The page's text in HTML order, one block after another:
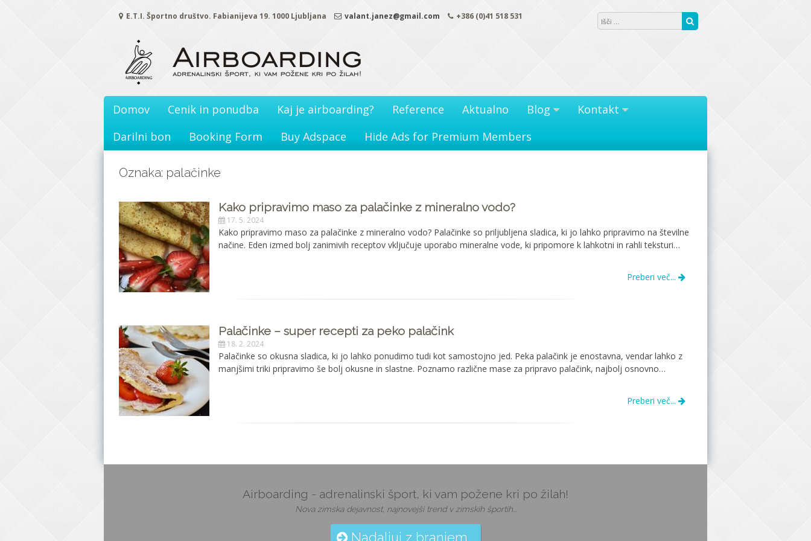
E.T.I. Športno društvo. Fabianijeva 19. 1000 Ljubljana valant.janez@gmail.com +386 (0)41 518 531
Domov Cenik in ponudba Kaj je airboarding? Reference Aktualno Blog
Kontakt
Darilni bon
Booking Form Buy Adspace Hide Ads for Premium Members
Oznaka: palačinke
Kako pripravimo maso za palačinke z mineralno vodo?
17. 5. 2024
Kako pripravimo maso za palačinke z mineralno vodo? Palačinke so priljubljena sladica, ki jo lahko pripravimo na številne
načine. Eden izmed bolj zanimivih receptov vključuje uporabo mineralne vode, ki pripomore k lahkotni in rahli teksturi…
Preberi več...
Palačinke – super recepti za peko palačink
18. 2. 2024
Palačinke so okusna sladica, ki jo lahko ponudimo tudi kot samostojno jed. Peka palačink je enostavna, vendar lahko z
manjšimi triki pripravimo še bolj okusne in slastne. Poznamo različne mase za pripravo palačink, najbolj osnovno…
Preberi več...
Airboarding - adrenalinski šport, ki vam požene kri po žilah!
Nova zimska dejavnost, najnovejši trend v zimskih športih...
Nadaljuj z branjem...